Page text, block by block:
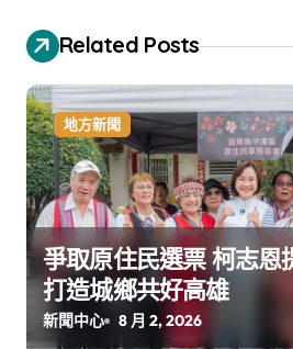
Related Posts
地方新聞
爭取原住民選票 柯志恩
打造城鄉共好高雄
新聞中心 8 月 2, 2026